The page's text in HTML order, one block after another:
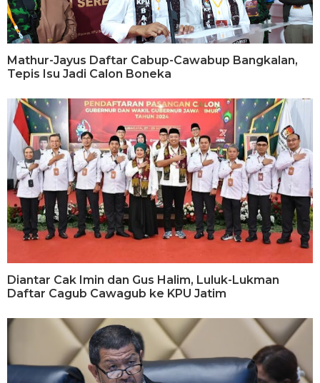
Mathur-Jayus Daftar Cabup-Cawabup Bangkalan,
Tepis Isu Jadi Calon Boneka
Diantar Cak Imin dan Gus Halim, Luluk-Lukman
Daftar Cagub Cawagub ke KPU Jatim